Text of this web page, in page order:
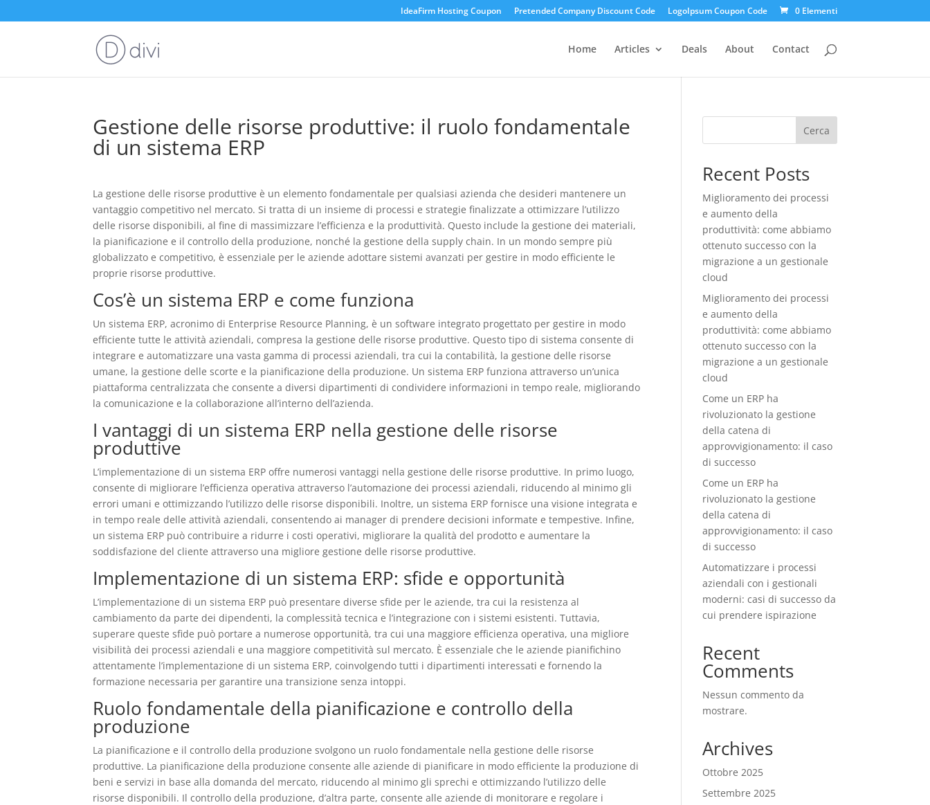
IdeaFirm Hosting Coupon Pretended Company Discount Code LogoIpsum Coupon Code 0 Elementi
Home Articles Deals About Contact
Gestione delle risorse produttive: il ruolo fondamentale
di un sistema ERP
La gestione delle risorse produttive è un elemento fondamentale per qualsiasi azienda che desideri mantenere un
vantaggio competitivo nel mercato. Si tratta di un insieme di processi e strategie finalizzate a ottimizzare l’utilizzo
delle risorse disponibili, al fine di massimizzare l’efficienza e la produttività. Questo include la gestione dei materiali,
la pianificazione e il controllo della produzione, nonché la gestione della supply chain. In un mondo sempre più
globalizzato e competitivo, è essenziale per le aziende adottare sistemi avanzati per gestire in modo efficiente le
proprie risorse produttive.
Cos’è un sistema ERP e come funziona
Un sistema ERP, acronimo di Enterprise Resource Planning, è un software integrato progettato per gestire in modo
efficiente tutte le attività aziendali, compresa la gestione delle risorse produttive. Questo tipo di sistema consente di
integrare e automatizzare una vasta gamma di processi aziendali, tra cui la contabilità, la gestione delle risorse
umane, la gestione delle scorte e la pianificazione della produzione. Un sistema ERP funziona attraverso un’unica
piattaforma centralizzata che consente a diversi dipartimenti di condividere informazioni in tempo reale, migliorando
la comunicazione e la collaborazione all’interno dell’azienda.
I vantaggi di un sistema ERP nella gestione delle risorse
produttive
L’implementazione di un sistema ERP offre numerosi vantaggi nella gestione delle risorse produttive. In primo luogo,
consente di migliorare l’efficienza operativa attraverso l’automazione dei processi aziendali, riducendo al minimo gli
errori umani e ottimizzando l’utilizzo delle risorse disponibili. Inoltre, un sistema ERP fornisce una visione integrata e
in tempo reale delle attività aziendali, consentendo ai manager di prendere decisioni informate e tempestive. Infine,
un sistema ERP può contribuire a ridurre i costi operativi, migliorare la qualità del prodotto e aumentare la
soddisfazione del cliente attraverso una migliore gestione delle risorse produttive.
Implementazione di un sistema ERP: sfide e opportunità
L’implementazione di un sistema ERP può presentare diverse sfide per le aziende, tra cui la resistenza al
cambiamento da parte dei dipendenti, la complessità tecnica e l’integrazione con i sistemi esistenti. Tuttavia,
superare queste sfide può portare a numerose opportunità, tra cui una maggiore efficienza operativa, una migliore
visibilità dei processi aziendali e una maggiore competitività sul mercato. È essenziale che le aziende pianifichino
attentamente l’implementazione di un sistema ERP, coinvolgendo tutti i dipartimenti interessati e fornendo la
formazione necessaria per garantire una transizione senza intoppi.
Ruolo fondamentale della pianificazione e controllo della
produzione
La pianificazione e il controllo della produzione svolgono un ruolo fondamentale nella gestione delle risorse
produttive. La pianificazione della produzione consente alle aziende di pianificare in modo efficiente la produzione di
beni e servizi in base alla domanda del mercato, riducendo al minimo gli sprechi e ottimizzando l’utilizzo delle
risorse disponibili. Il controllo della produzione, d’altra parte, consente alle aziende di monitorare e regolare i
Cerca
Recent Posts
Miglioramento dei processi
e aumento della
produttività: come abbiamo
ottenuto successo con la
migrazione a un gestionale
cloud
Miglioramento dei processi
e aumento della
produttività: come abbiamo
ottenuto successo con la
migrazione a un gestionale
cloud
Come un ERP ha
rivoluzionato la gestione
della catena di
approvvigionamento: il caso
di successo
Come un ERP ha
rivoluzionato la gestione
della catena di
approvvigionamento: il caso
di successo
Automatizzare i processi
aziendali con i gestionali
moderni: casi di successo da
cui prendere ispirazione
Recent
Comments
Nessun commento da
mostrare.
Archives
Ottobre 2025
Settembre 2025